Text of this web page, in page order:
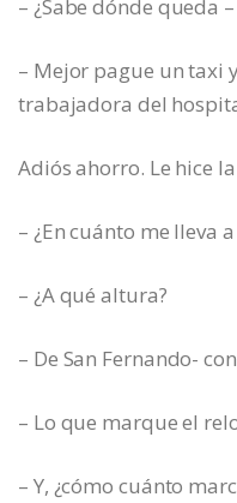
– ¿Sabe dónde queda
– Mejor pague un taxi
trabajadora del
Adiós ahorro. Le hice
– ¿En cuánto me lleva
– ¿A qué altura?
– De San Fernando-
– Lo que marque el
– Y, ¿cómo cuánto